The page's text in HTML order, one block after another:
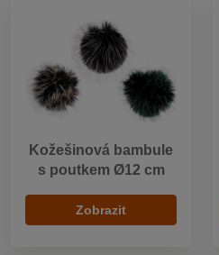
Kožešinová bambule
s poutkem Ø12 cm
Zobrazit